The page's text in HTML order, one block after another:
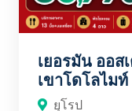
เยอรมัน ออส
เขาโดโลไม
ยุโรป